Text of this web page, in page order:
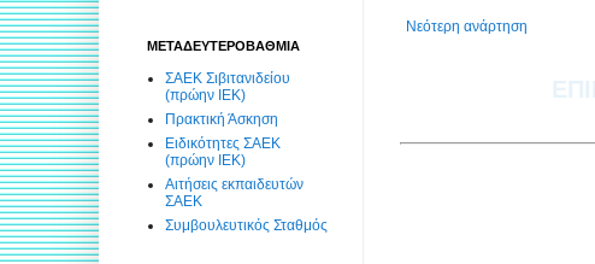
Νεότερη ανάρτηση
ΜΕΤΑΔΕΥΤΕΡΟΒΑΘΜΙΑ
ΣΑΕΚ Σιβιτανιδείου
(πρώην ΙΕΚ)
Πρακτική Άσκηση
Ειδικότητες ΣΑΕΚ
(πρώην ΙΕΚ)
Αιτήσεις εκπαιδευτών
ΣΑΕΚ
Συμβουλευτικός Σταθμός